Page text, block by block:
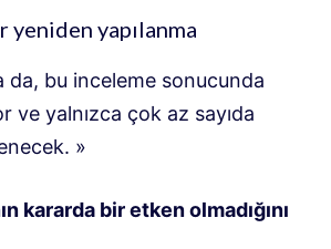
yeniden yapılanma
da, bu inceleme sonucunda
ve yalnızca çok az sayıda
»
kararda bir etken olmadığını